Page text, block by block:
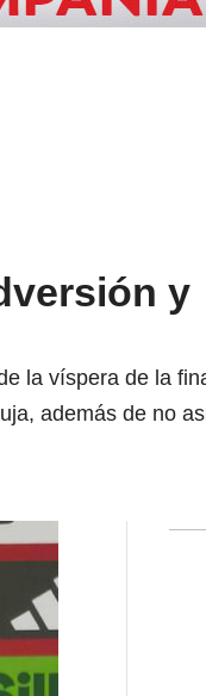
y
la víspera de la
además de no